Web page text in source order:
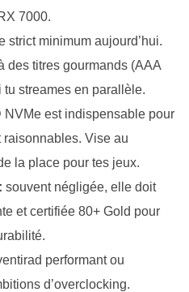
7000.
strict minimum aujourd’hui.
des titres gourmands (AAA
streames en parallèle.
NVMe est indispensable pour
Vise au
la place pour tes jeux.
souvent négligée, elle doit
et certifiée 80+ Gold pour
performant ou
d’overclocking.